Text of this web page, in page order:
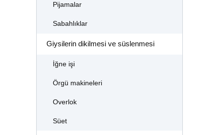
Pijamalar
Sabahlıklar
Giysilerin dikilmesi ve süslenmesi
İğne işi
Örgü makineleri
Overlok
Süet